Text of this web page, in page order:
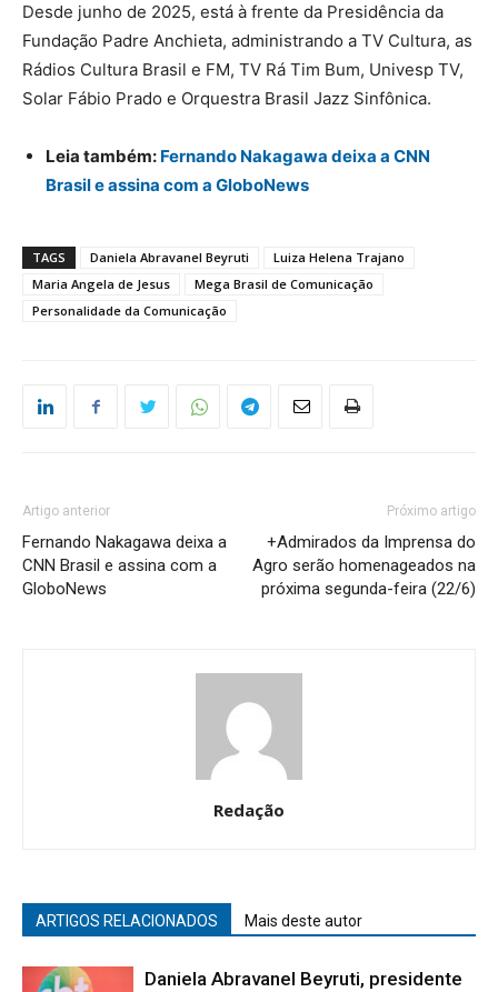
Desde junho de 2025, está à frente da Presidência da
Fundação Padre Anchieta, administrando a TV Cultura, as
Rádios Cultura Brasil e FM, TV Rá Tim Bum, Univesp TV,
Solar Fábio Prado e Orquestra Brasil Jazz Sinfônica.
Leia também: Fernando Nakagawa deixa a CNN
Brasil e assina com a GloboNews
TAGS Daniela Abravanel Beyruti
Luiza Helena Trajano
Maria Angela de Jesus
Mega Brasil de Comunicação
Personalidade da Comunicação
Artigo anterior
Fernando Nakagawa deixa a
CNN Brasil e assina com a
GloboNews
Próximo artigo
+Admirados da Imprensa do
Agro serão homenageados na
próxima segunda-feira (22/6)
Redação
ARTIGOS RELACIONADOS Mais deste autor
Daniela Abravanel Beyruti, presidente